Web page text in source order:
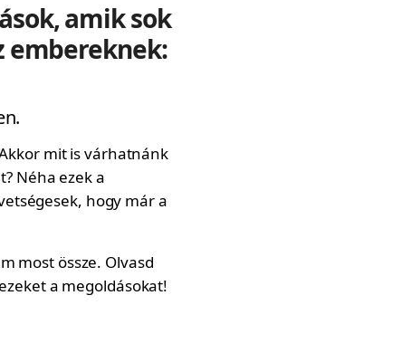
amik sok
embereknek:
mit is várhatnánk
Néha ezek a
hogy már a
most össze. Olvasd
a megoldásokat!